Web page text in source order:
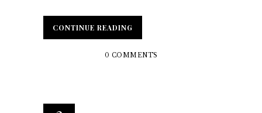
CONTINUE READING
0 COMMENTS